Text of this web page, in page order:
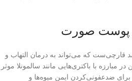
پوست صورت
قارچی‌ست که می‌تواند به درمان التهاب و
مبارزه با باکتری‌هایی مانند سالمونلا موثر
برای ضدعفونی‌کردن ایمن میوه‌ها و